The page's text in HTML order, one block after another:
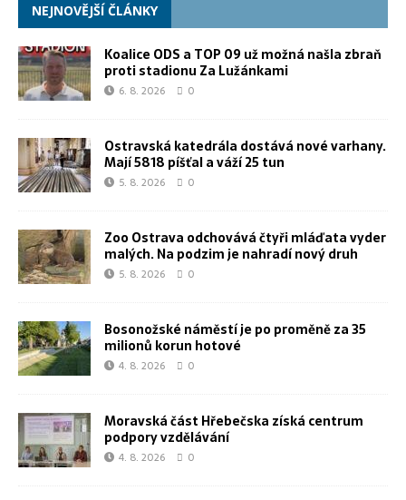
NEJNOVĚJŠÍ ČLÁNKY
Koalice ODS a TOP 09 už možná našla zbraň
proti stadionu Za Lužánkami
6. 8. 2026 0
Ostravská katedrála dostává nové varhany.
Mají 5818 píšťal a váží 25 tun
5. 8. 2026 0
Zoo Ostrava odchovává čtyři mláďata vyder
malých. Na podzim je nahradí nový druh
5. 8. 2026 0
Bosonožské náměstí je po proměně za 35
milionů korun hotové
4. 8. 2026 0
Moravská část Hřebečska získá centrum
podpory vzdělávání
4. 8. 2026 0